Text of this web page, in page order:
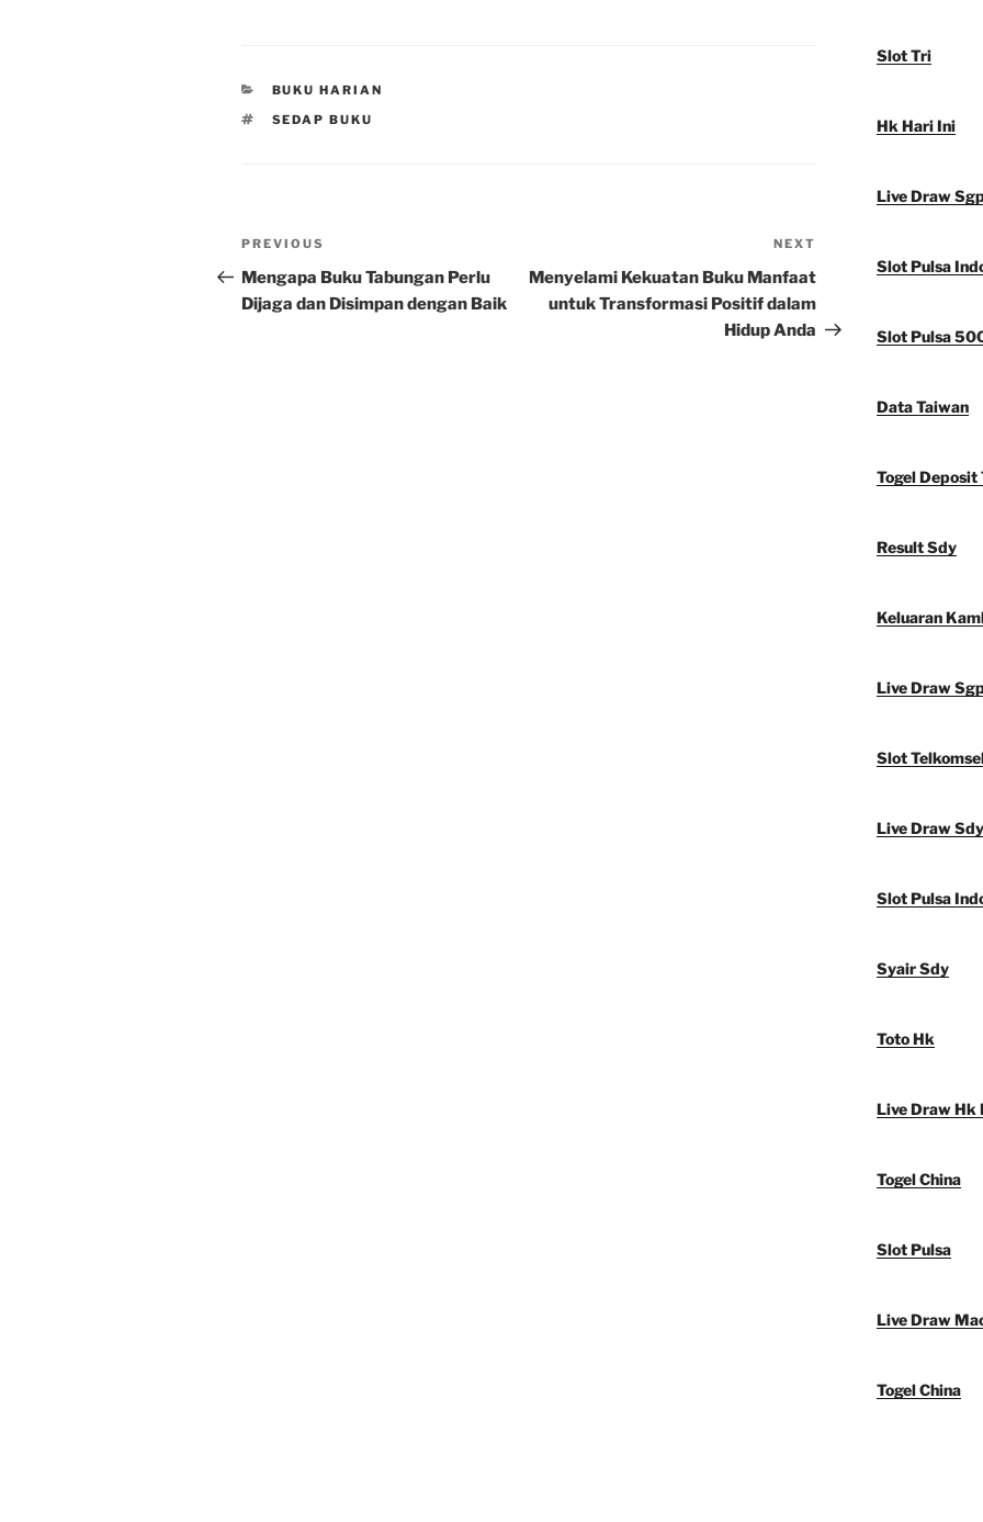
CATEGORIES
BUKU HARIAN
TAGS
SEDAP BUKU
Post
navigation
Previous
Post
PREVIOUS
Mengapa Buku Tabungan Perlu
Dijaga dan Disimpan dengan Baik
Post
NEXT
Menyelami Kekuatan Buku Manfaat
untuk Transformasi Positif dalam
Hidup Anda
Slot Tri
Hk Hari Ini
Live Draw
Slot Pulsa
Slot Pulsa
Data Taiwan
Togel Deposit
Result Sdy
Keluaran
Live Draw
Slot
Live Draw Sdy
Slot Pulsa
Syair Sdy
Toto Hk
Live Draw Hk
Togel China
Slot Pulsa
Live Draw
Togel China